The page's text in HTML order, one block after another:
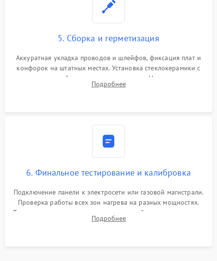
5. Сборка и герметизация
Аккуратная укладка проводов и шлейфов, фиксация плат и
конфорок на штатных местах. Установка стеклокерамики с
проверкой равномерности зазоров. Нанесение
термостойкого герметика или укладка уплотнительной
Подробнее
6. Финальное тестирование и калибровка
Подключение панели к электросети или газовой магистрали.
Проверка работы всех зон нагрева на разных мощностях.
Тестирование сенсорного управления, таймера, индикаторов
остаточного тепла и систем защиты от перегрева.
Подробнее